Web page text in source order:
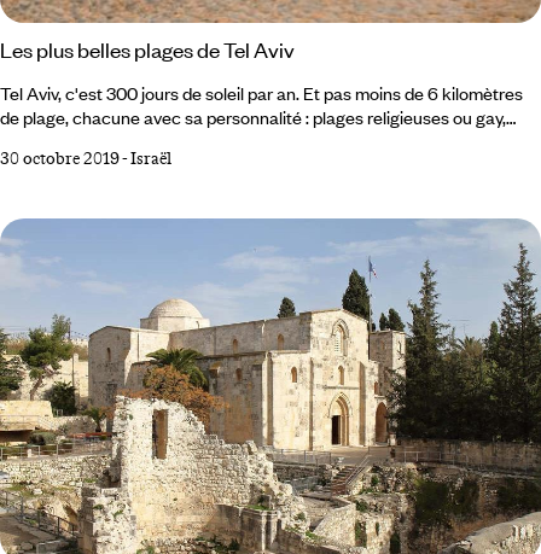
Les plus belles plages de Tel Aviv
Tel Aviv, c'est 300 jours de soleil par an. Et pas moins de 6 kilomètres
de plage, chacune avec sa personnalité : plages religieuses ou gay,
plus belles plages de Tel Aviv. Frishman Beach Hilton Beach Nordau
préférée des français. Magnifiquement située à deux pas du centre de
la plus grande ville d'Israël, on peut, après avoir visité un immeuble
Bauhaus ou une musée de la ville, s'étendre sur un de ses transats, à
l'ombre d'un parasol.
30 octobre 2019-Israël